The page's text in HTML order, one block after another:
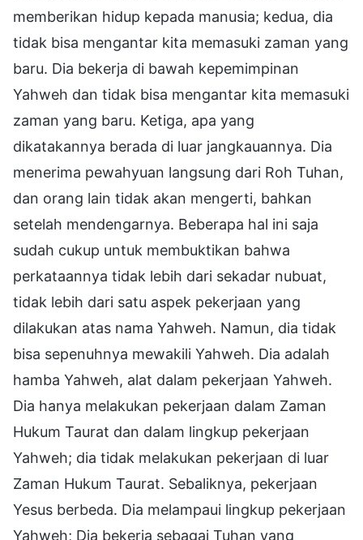
memberikan hidup kepada manusia; kedua, dia
tidak bisa mengantar kita memasuki zaman yang
baru. Dia bekerja di bawah kepemimpinan
Yahweh dan tidak bisa mengantar kita memasuki
zaman yang baru. Ketiga, apa yang
dikatakannya berada di luar jangkauannya. Dia
menerima pewahyuan langsung dari Roh Tuhan,
dan orang lain tidak akan mengerti, bahkan
setelah mendengarnya. Beberapa hal ini saja
sudah cukup untuk membuktikan bahwa
perkataannya tidak lebih dari sekadar nubuat,
tidak lebih dari satu aspek pekerjaan yang
dilakukan atas nama Yahweh. Namun, dia tidak
bisa sepenuhnya mewakili Yahweh. Dia adalah
hamba Yahweh, alat dalam pekerjaan Yahweh.
Dia hanya melakukan pekerjaan dalam Zaman
Hukum Taurat dan dalam lingkup pekerjaan
Yahweh; dia tidak melakukan pekerjaan di luar
Zaman Hukum Taurat. Sebaliknya, pekerjaan
Yesus berbeda. Dia melampaui lingkup pekerjaan
Yahweh; Dia bekerja sebagai Tuhan yang